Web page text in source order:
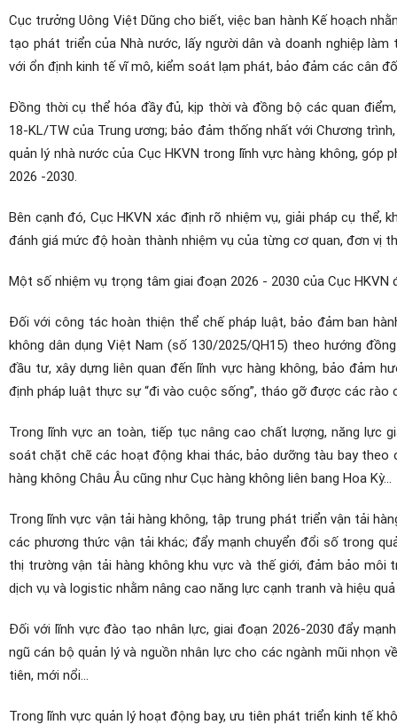
Cục trưởng Uông Việt Dũng cho biết, việc ban hành Kế hoạch
tạo phát triển của Nhà nước, lấy người dân và doanh nghiệp
với ổn định kinh tế vĩ mô, kiểm soát lạm phát, bảo đảm các cân
Đồng thời cụ thể hóa đầy đủ, kịp thời và đồng bộ các quan
18-KL/TW của Trung ương; bảo đảm thống nhất với Chương
quản lý nhà nước của Cục HKVN trong lĩnh vực hàng không,
2026 -2030.
Bên cạnh đó, Cục HKVN xác định rõ nhiệm vụ, giải pháp cụ
đánh giá mức độ hoàn thành nhiệm vụ của từng cơ quan, đơn vị
Một số nhiệm vụ trọng tâm giai đoạn 2026 - 2030 của Cục
Đối với công tác hoàn thiện thể chế pháp luật, bảo đảm ban
không dân dụng Việt Nam (số 130/2025/QH15) theo hướng
đầu tư, xây dựng liên quan đến lĩnh vực hàng không, bảo đảm
định pháp luật thực sự “đi vào cuộc sống”, tháo gỡ được các
Trong lĩnh vực an toàn, tiếp tục nâng cao chất lượng, năng lực
soát chặt chẽ các hoạt động khai thác, bảo dưỡng tàu bay
hàng không Châu Âu cũng như Cục hàng không liên bang Hoa Kỳ...
Trong lĩnh vực vận tải hàng không, tập trung phát triển vận tải
các phương thức vận tải khác; đẩy mạnh chuyển đổi số trong
thị trường vận tải hàng không khu vực và thế giới, đảm bảo môi
dịch vụ và logistic nhằm nâng cao năng lực cạnh tranh và hiệu
Đối với lĩnh vực đào tạo nhân lực, giai đoạn 2026-2030 đẩy
ngũ cán bộ quản lý và nguồn nhân lực cho các ngành mũi nhọn
tiên, mới nổi...
Trong lĩnh vực quản lý hoạt động bay, ưu tiên phát triển kinh tế